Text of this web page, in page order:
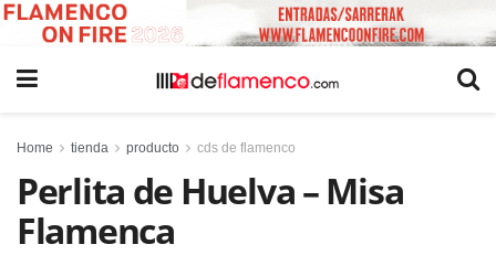
Home tienda producto cds de flamenco
Perlita de Huelva – Misa
Flamenca